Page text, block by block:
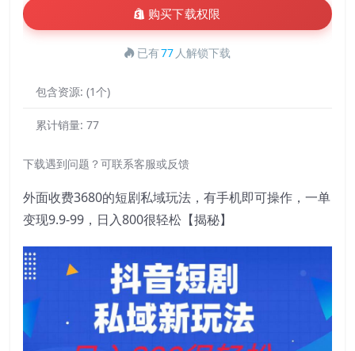
购买下载权限
已有77 人解锁下载
包含资源: (1个)
累计销量: 77
下载遇到问题？可联系客服或反馈
外面收费3680的短剧私域玩法，有手机即可操作，一单
变现9.9-99，日入800很轻松【揭秘】